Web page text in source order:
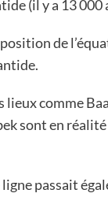
(il y a 13 000
de
lieux comme
sont en
passait